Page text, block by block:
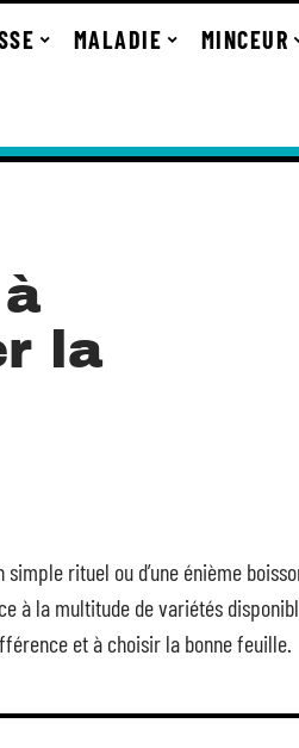
MALADIE MINCEUR
la
rituel ou d’une énième
à la multitude de variétés
et à choisir la bonne feuille.